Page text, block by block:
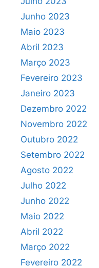
Junho 2023
Maio 2023
Abril 2023
Março 2023
Fevereiro 2023
Janeiro 2023
Dezembro 2022
Novembro 2022
Outubro 2022
Setembro 2022
Agosto 2022
Julho 2022
Junho 2022
Maio 2022
Abril 2022
Março 2022
Fevereiro 2022